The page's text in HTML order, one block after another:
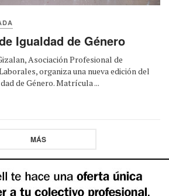
Igualdad de Género
Asociación Profesional de
organiza una nueva edición del
de Género. Matrícula ...
MÁS